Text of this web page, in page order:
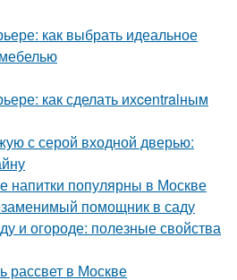
как выбрать идеальное
как сделать ихcentralным
с серой входной дверью:
напитки популярны в Москве
помощник в саду
и огороде: полезные свойства
рассвет в Москве